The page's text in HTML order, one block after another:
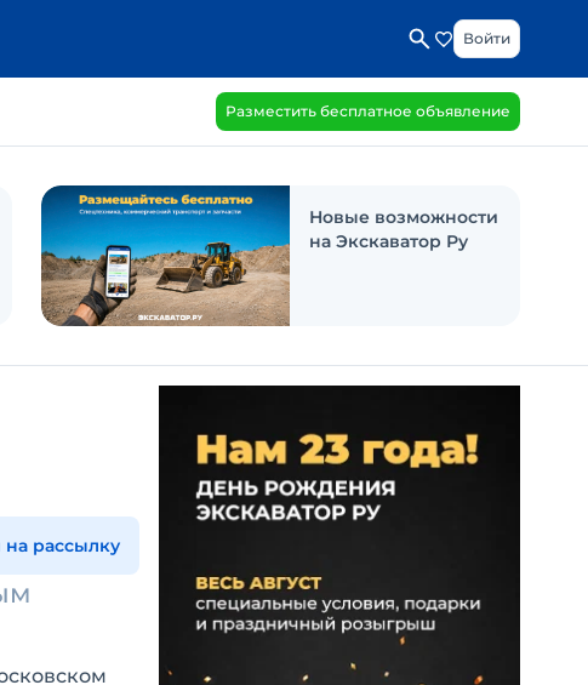
Войти
Разместить бесплатное объявление
Новые возможности
на Экскаватор Ру
на рассылку